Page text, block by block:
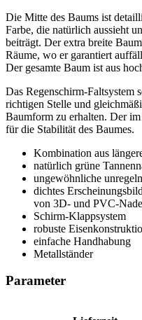
Die Mitte des Baums ist
Farbe, die natürlich aussieht
beiträgt. Der extra breite
Räume, wo er garantiert
Der gesamte Baum ist aus
Das Regenschirm-Faltsystem
richtigen Stelle und
Baumform zu erhalten. Der
für die Stabilität des Baumes.
Kombination aus
natürlich grüne
ungewöhnliche
dichtes
von 3D- und PVC-
Schirm-Klappsystem
robuste
einfache Handhabung
Metallständer
Parameter